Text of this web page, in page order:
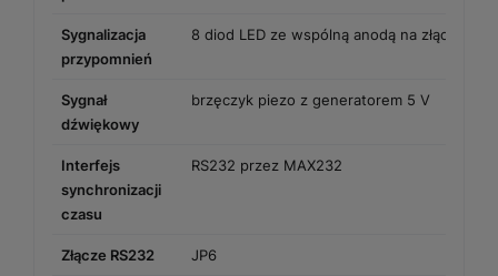
Sygnalizacja
przypomnień
8 diod LED ze wspólną anodą na złączu JP2
Sygnał
dźwiękowy
brzęczyk piezo z generatorem 5 V
Interfejs
synchronizacji
czasu
RS232 przez MAX232
Złącze RS232 JP6